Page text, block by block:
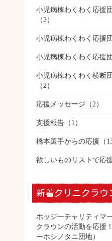
小児病棟わくわく応援
（2）
小児病棟わくわく応援
小児病棟わくわく応援
小児病棟わくわく横断
（2）
応援メッセージ （2）
支援報告 （1）
橋本選手からの応援 （
欲しいものリストで応
新着クリニクラウ
ホッジーチャリティマ
クラウンの活動を応援
ーホシノタニ団地）